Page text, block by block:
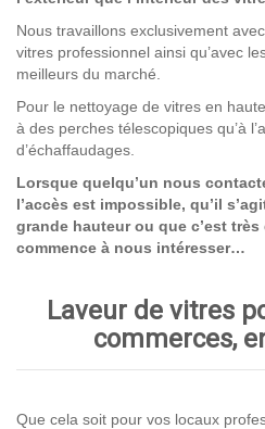
Nous travaillons exclusivement
vitres professionnel ainsi qu’avec
meilleurs du marché.
Pour le nettoyage de vitres en
à des perches télescopiques qu’à
d’échaffaudages.
Lorsque quelqu’un nous
l’accès est impossible, qu’il
grande hauteur ou que c’est
commence à nous intéresser…
Laveur de vitres
commerces,
Que cela soit pour vos locaux